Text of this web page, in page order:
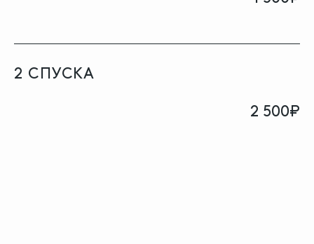
2 СПУСКА
2 500₽